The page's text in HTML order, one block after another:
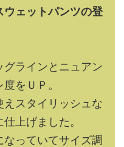
ウェットパンツの登
グラインとニュアン
をＵＰ。
スタイリッシュな
上げました。
っていてサイズ調